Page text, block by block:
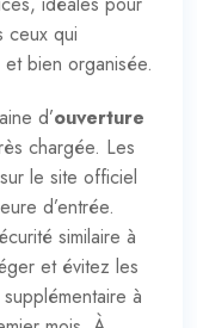
ceux qui
et bien organisée.
d’ouverture
chargée. Les
le site officiel
d’entrée.
similaire à
et évitez les
à